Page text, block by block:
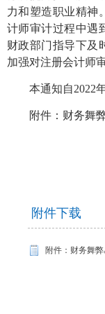
力和塑造职业精神
计师审计过程中遇
财政部门指导下及
加强对注册会计师
本通知自2022
附件：财务舞弊
2022
附件下载
附件：财务舞